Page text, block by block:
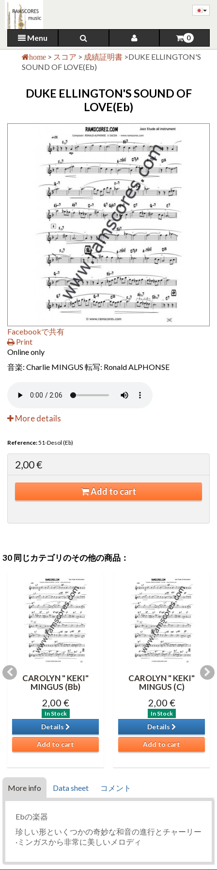
Menu 0
home > スコア > 成績証明書 >DUKE ELLINGTON'S
SOUND OF LOVE(Eb)
DUKE ELLINGTON'S SOUND OF
LOVE(Eb)
Facebookで共有
Print
Online only
音楽: Charlie MINGUS 転写: Ronald ALPHONSE
More details
Reference:51-Desol (Eb)
2,00 €
Add to cart
30 同じカテゴリのその他の商品：
CAROLYN " KEKI"
MINGUS (Bb)
2,00 €
In Stock
Details
Add to cart
CAROLYN " KEKI"
MINGUS (C)
2,00 €
In Stock
Details
Add to cart
More info Data sheet コメント
Ebの楽器
珍しい形といくつかの奇妙な和音の進行とチャーリー
·ミンガスから非常に美しいメロディ